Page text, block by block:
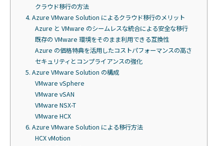
クラウド移行の方法
4. Azure VMware Solution によるクラウド移行のメリット
Azure と VMware のシームレスな統合による安全な移行
既存の VMware 環境をそのまま利用できる互換性
Azure の価格特典を活用したコストパフォーマンスの高さ
セキュリティとコンプライアンスの強化
5. Azure VMware Solution の構成
VMware vSphere
VMware vSAN
VMware NSX-T
VMware HCX
6. Azure VMware Solution による移行方法
HCX vMotion